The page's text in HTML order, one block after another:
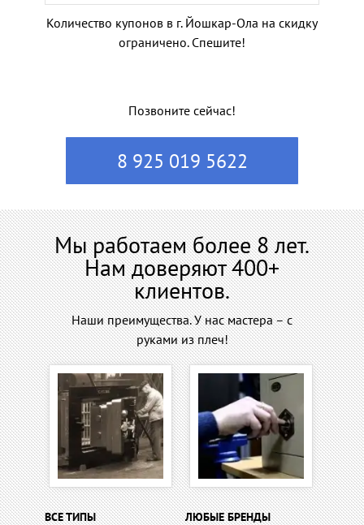
Количество купонов в г. Йошкар-Ола на скидку
ограничено. Спешите!
Позвоните сейчас!
8 925 019 5622
Мы работаем более 8 лет.
Нам доверяют 400+
клиентов.
Наши преимущества. У нас мастера – с
руками из плеч!
ВСЕ ТИПЫ
ЛЮБЫЕ БРЕНДЫ